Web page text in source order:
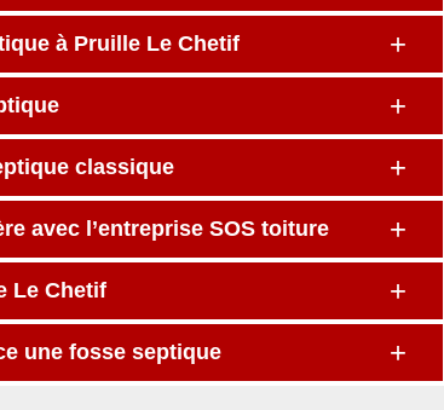
à Pruille Le Chetif
classique
avec l’entreprise SOS toiture
Le Chetif
une fosse septique